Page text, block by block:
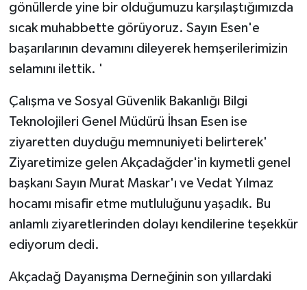
gönüllerde yine bir olduğumuzu karşılaştığımızda
sıcak muhabbette görüyoruz. Sayın Esen'e
başarılarının devamını dileyerek hemşerilerimizin
selamını ilettik. '
Çalışma ve Sosyal Güvenlik Bakanlığı Bilgi
Teknolojileri Genel Müdürü İhsan Esen ise
ziyaretten duyduğu memnuniyeti belirterek'
Ziyaretimize gelen Akçadağder'in kıymetli genel
başkanı Sayın Murat Maskar'ı ve Vedat Yılmaz
hocamı misafir etme mutluluğunu yaşadık. Bu
anlamlı ziyaretlerinden dolayı kendilerine teşekkür
ediyorum dedi.
Akçadağ Dayanışma Derneğinin son yıllardaki